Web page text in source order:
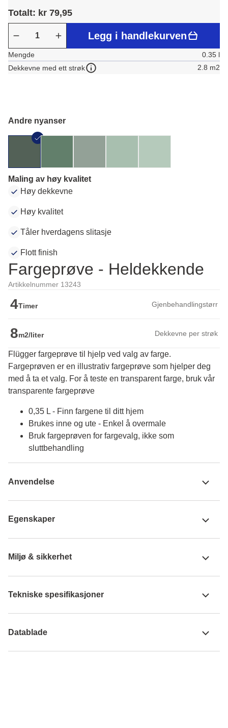
Totalt: kr 79,95
Legg i handlekurven
Mengde
0.35 l
Dekkevne med ett strøk
2.8 m2
Andre nyanser
Maling av høy kvalitet
Høy dekkevne
Høy kvalitet
Tåler hverdagens slitasje
Flott finish
Fargeprøve - Heldekkende
Artikkelnummer 13243
4Timer Gjenbehandlingstørr
8m2/liter Dekkevne per strøk
Flügger fargeprøve til hjelp ved valg av farge.
Fargeprøven er en illustrativ fargeprøve som hjelper deg
med å ta et valg. For å teste en transparent farge, bruk vår
transparente fargeprøve
0,35 L - Finn fargene til ditt hjem
Brukes inne og ute - Enkel å overmale
Bruk fargeprøven for fargevalg, ikke som
sluttbehandling
Anvendelse
Egenskaper
Miljø & sikkerhet
Tekniske spesifikasjoner
Datablade